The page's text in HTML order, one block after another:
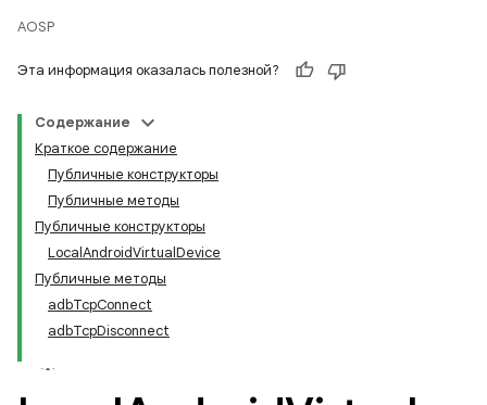
AOSP
Эта информация оказалась полезной?
Содержание
Краткое содержание
Публичные конструкторы
Публичные методы
Публичные конструкторы
LocalAndroidVirtualDevice
Публичные методы
adbTcpConnect
adbTcpDisconnect